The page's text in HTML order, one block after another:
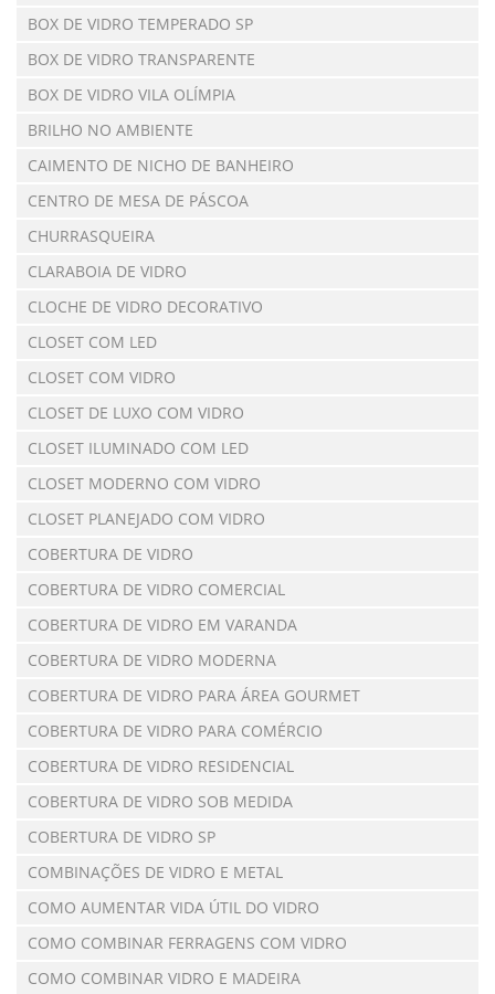
BOX DE VIDRO TEMPERADO SP
BOX DE VIDRO TRANSPARENTE
BOX DE VIDRO VILA OLÍMPIA
BRILHO NO AMBIENTE
CAIMENTO DE NICHO DE BANHEIRO
CENTRO DE MESA DE PÁSCOA
CHURRASQUEIRA
CLARABOIA DE VIDRO
CLOCHE DE VIDRO DECORATIVO
CLOSET COM LED
CLOSET COM VIDRO
CLOSET DE LUXO COM VIDRO
CLOSET ILUMINADO COM LED
CLOSET MODERNO COM VIDRO
CLOSET PLANEJADO COM VIDRO
COBERTURA DE VIDRO
COBERTURA DE VIDRO COMERCIAL
COBERTURA DE VIDRO EM VARANDA
COBERTURA DE VIDRO MODERNA
COBERTURA DE VIDRO PARA ÁREA GOURMET
COBERTURA DE VIDRO PARA COMÉRCIO
COBERTURA DE VIDRO RESIDENCIAL
COBERTURA DE VIDRO SOB MEDIDA
COBERTURA DE VIDRO SP
COMBINAÇÕES DE VIDRO E METAL
COMO AUMENTAR VIDA ÚTIL DO VIDRO
COMO COMBINAR FERRAGENS COM VIDRO
COMO COMBINAR VIDRO E MADEIRA